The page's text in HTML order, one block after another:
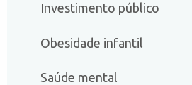
Investimento público
Obesidade infantil
Saúde mental